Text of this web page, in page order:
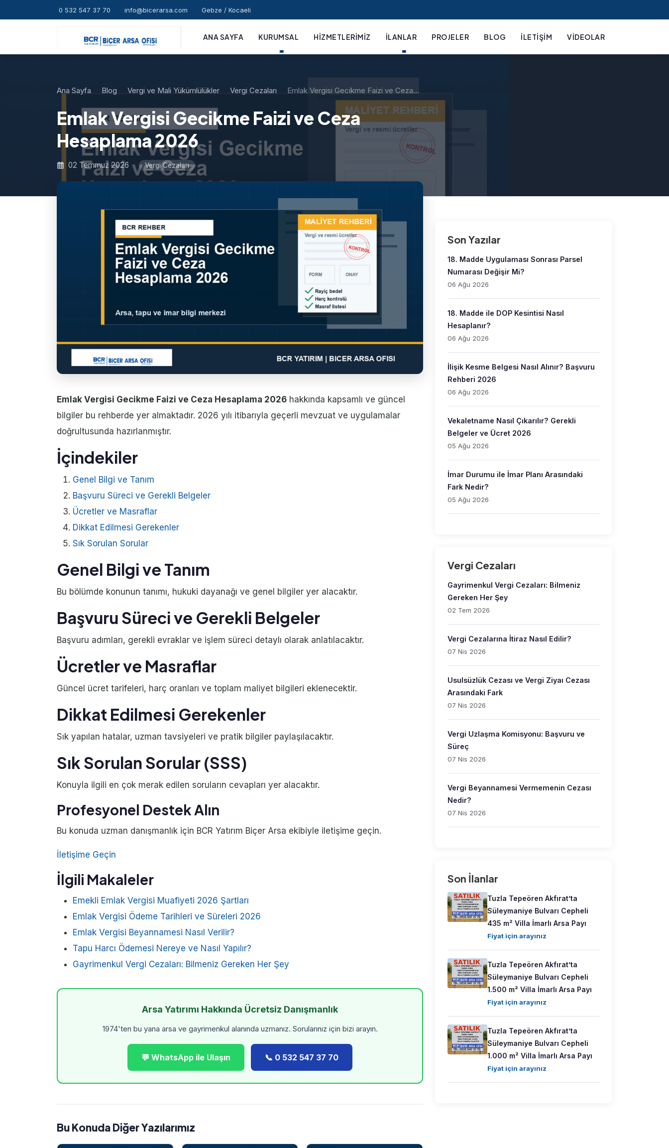
0 532 547 37 70 info@bicerarsa.com Gebze / Kocaeli
ANA SAYFA KURUMSAL HIZMETLERIMIZ İLANLAR PROJELER BLOG İLETIŞIM VIDEOLAR
Ana Sayfa Blog Vergi ve Mali Yükümlülükler Vergi Cezaları Emlak Vergisi Gecikme Faizi ve Ceza…
Emlak Vergisi Gecikme Faizi ve Ceza
Hesaplama 2026
02 Temmuz 2026 Vergi Cezaları
Emlak Vergisi Gecikme Faizi ve Ceza Hesaplama 2026 hakkında kapsamlı ve güncel
bilgiler bu rehberde yer almaktadır. 2026 yılı itibarıyla geçerli mevzuat ve uygulamalar
doğrultusunda hazırlanmıştır.
İçindekiler
Genel Bilgi ve Tanım
Başvuru Süreci ve Gerekli Belgeler
Ücretler ve Masraflar
Dikkat Edilmesi Gerekenler
Sık Sorulan Sorular
Genel Bilgi ve Tanım
Bu bölümde konunun tanımı, hukuki dayanağı ve genel bilgiler yer alacaktır.
Başvuru Süreci ve Gerekli Belgeler
Başvuru adımları, gerekli evraklar ve işlem süreci detaylı olarak anlatılacaktır.
Ücretler ve Masraflar
Güncel ücret tarifeleri, harç oranları ve toplam maliyet bilgileri eklenecektir.
Dikkat Edilmesi Gerekenler
Sık yapılan hatalar, uzman tavsiyeleri ve pratik bilgiler paylaşılacaktır.
Sık Sorulan Sorular (SSS)
Konuyla ilgili en çok merak edilen soruların cevapları yer alacaktır.
Profesyonel Destek Alın
Bu konuda uzman danışmanlık için BCR Yatırım Biçer Arsa ekibiyle iletişime geçin.
İletişime Geçin
İlgili Makaleler
Emekli Emlak Vergisi Muafiyeti 2026 Şartları
Emlak Vergisi Ödeme Tarihleri ve Süreleri 2026
Emlak Vergisi Beyannamesi Nasıl Verilir?
Tapu Harcı Ödemesi Nereye ve Nasıl Yapılır?
Gayrimenkul Vergi Cezaları: Bilmeniz Gereken Her Şey
Arsa Yatırımı Hakkında Ücretsiz Danışmanlık
1974'ten bu yana arsa ve gayrimenkul alanında uzmanız. Sorularınız için bizi arayın.
💬 WhatsApp ile Ulaşın 📞 0 532 547 37 70
Bu Konuda Diğer Yazılarımız
Son Yazılar
18. Madde Uygulaması Sonrası Parsel
Numarası Değişir Mi?
06 Ağu 2026
18. Madde ile DOP Kesintisi Nasıl
Hesaplanır?
06 Ağu 2026
İlişik Kesme Belgesi Nasıl Alınır? Başvuru
Rehberi 2026
06 Ağu 2026
Vekaletname Nasıl Çıkarılır? Gerekli
Belgeler ve Ücret 2026
05 Ağu 2026
İmar Durumu ile İmar Planı Arasındaki
Fark Nedir?
05 Ağu 2026
Vergi Cezaları
Gayrimenkul Vergi Cezaları: Bilmeniz
Gereken Her Şey
02 Tem 2026
Vergi Cezalarına İtiraz Nasıl Edilir?
07 Nis 2026
Usulsüzlük Cezası ve Vergi Ziyaı Cezası
Arasındaki Fark
07 Nis 2026
Vergi Uzlaşma Komisyonu: Başvuru ve
Süreç
07 Nis 2026
Vergi Beyannamesi Vermemenin Cezası
Nedir?
07 Nis 2026
Son İlanlar
Tuzla Tepeören Akfırat’ta
Süleymaniye Bulvarı Cepheli
435 m² Villa İmarlı Arsa Payı
Fiyat için arayınız
Tuzla Tepeören Akfırat’ta
Süleymaniye Bulvarı Cepheli
1.500 m² Villa İmarlı Arsa Payı
Fiyat için arayınız
Tuzla Tepeören Akfırat’ta
Süleymaniye Bulvarı Cepheli
1.000 m² Villa İmarlı Arsa Payı
Fiyat için arayınız